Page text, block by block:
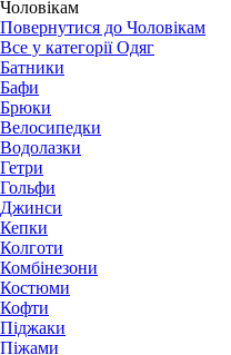
Чоловікам
Повернутися до Чоловікам
Все у категорії Одяг
Батники
Бафи
Брюки
Велосипедки
Водолазки
Гетри
Гольфи
Джинси
Кепки
Колготи
Комбінезони
Костюми
Кофти
Піджаки
Піжами